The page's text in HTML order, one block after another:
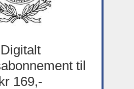
Digitalt
til
169,-